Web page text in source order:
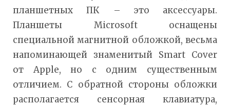
планшетных ПК – это аксессуары.
Планшеты Microsoft оснащены
специальной магнитной обложкой, весьма
напоминающей знаменитый Smart Cover
от Apple, но с одним существенным
отличием. С обратной стороны обложки
располагается сенсорная клавиатура,